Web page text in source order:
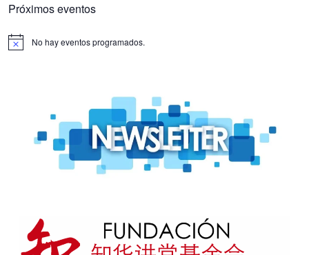
Próximos eventos
Aviso No hay eventos programados.